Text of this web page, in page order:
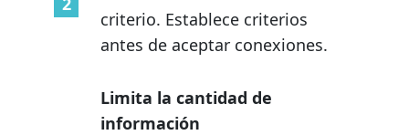
criterio. Establece criterios
antes de aceptar conexiones.
Limita la cantidad de
información